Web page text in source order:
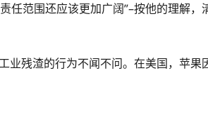
任范围还应该更加广阔”–按他的理解
残渣的行为不闻不问。在美国，苹